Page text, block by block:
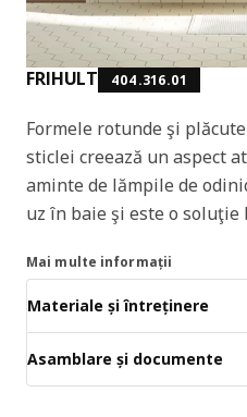
FRIHULT 404.316.01
Formele rotunde şi
sticlei creează un aspect
aminte de lămpile de
uz în baie şi este o
Mai multe informații
Materiale și întreținere
Asamblare și documente